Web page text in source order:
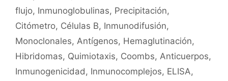
flujo, Inmunoglobulinas, Precipitación,
Citómetro, Células B, Inmunodifusión,
Monoclonales, Antígenos, Hemaglutinación,
Hibridomas, Quimiotaxis, Coombs, Anticuerpos,
Inmunogenicidad, Inmunocomplejos, ELISA,